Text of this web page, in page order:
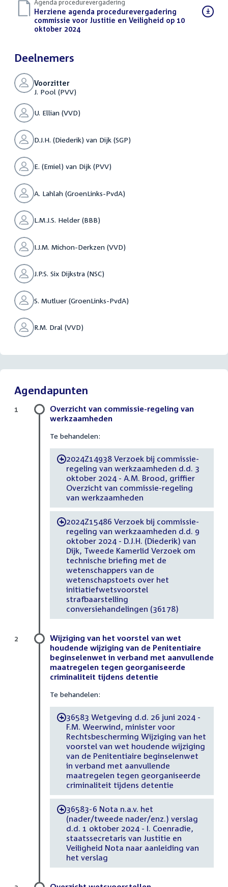
Agenda procedurevergadering
Download
bestand:
Herziene agenda procedurevergadering
commissie voor Justitie en Veiligheid op 10
oktober 2024(PDF)
Deelnemers
Voorzitter
J. Pool (PVV)
U. Ellian (VVD)
D.J.H. (Diederik) van Dijk (SGP)
E. (Emiel) van Dijk (PVV)
A. Lahlah (GroenLinks-PvdA)
L.M.J.S. Helder (BBB)
I.J.M. Michon-Derkzen (VVD)
J.P.S. Six Dijkstra (NSC)
S. Mutluer (GroenLinks-PvdA)
R.M. Dral (VVD)
Agendapunten
Overzicht van commissie-regeling van
werkzaamheden
Te behandelen:
-2024Z14938 Verzoek bij commissie-
regeling van werkzaamheden d.d. 3
oktober 2024 - A.M. Brood, griffier
Overzicht van commissie-regeling
van werkzaamheden
-2024Z15486 Verzoek bij commissie-
regeling van werkzaamheden d.d. 9
oktober 2024 - D.J.H. (Diederik) van
Dijk, Tweede Kamerlid Verzoek om
technische briefing met de
wetenschappers van de
wetenschapstoets over het
initiatiefwetsvoorstel
strafbaarstelling
conversiehandelingen (36178)
1
Wijziging van het voorstel van wet
houdende wijziging van de Penitentiaire
beginselenwet in verband met aanvullende
maatregelen tegen georganiseerde
criminaliteit tijdens detentie
Te behandelen:
-36583 Wetgeving d.d. 26 juni 2024 -
F.M. Weerwind, minister voor
Rechtsbescherming Wijziging van het
voorstel van wet houdende wijziging
van de Penitentiaire beginselenwet
in verband met aanvullende
maatregelen tegen georganiseerde
criminaliteit tijdens detentie
-36583-6 Nota n.a.v. het
(nader/tweede nader/enz.) verslag
d.d. 1 oktober 2024 - I. Coenradie,
staatssecretaris van Justitie en
Veiligheid Nota naar aanleiding van
het verslag
2